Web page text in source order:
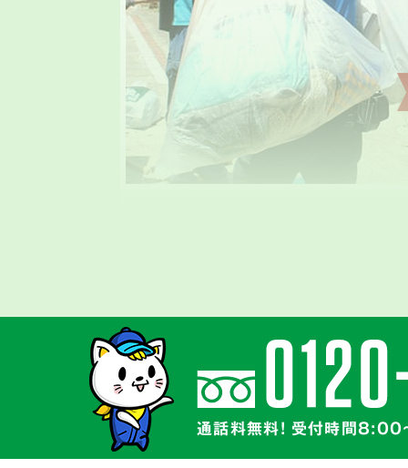
親切丁寧な対応
ゴミ屋敷はご本人様の精神的な問題
かかわるものです。そのため私たち
だけでなく、お客様の心に寄り添う
通話料無料! 受付時間8:00